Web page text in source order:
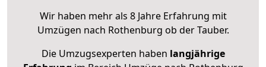
Wir haben mehr als 8 Jahre Erfahrung mit
Umzügen nach Rothenburg ob der Tauber.
Die Umzugsexperten haben langjährige